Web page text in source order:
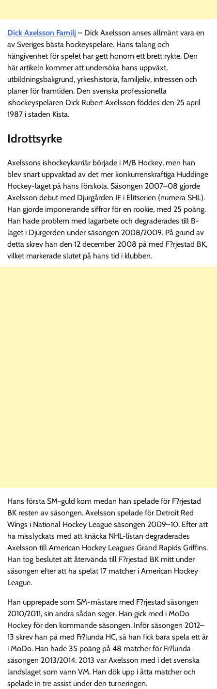
Dick Axelsson Familj – Dick Axelsson anses allmänt vara en
av Sveriges bästa hockeyspelare. Hans talang och
hängivenhet för spelet har gett honom ett brett rykte. Den
här artikeln kommer att undersöka hans uppväxt,
utbildningsbakgrund, yrkeshistoria, familjeliv, intressen och
planer för framtiden. Den svenska professionella
ishockeyspelaren Dick Rubert Axelsson föddes den 25 april
1987 i staden Kista.
Idrottsyrke
Axelssons ishockeykarriär började i M/B Hockey, men han
blev snart uppvaktad av det mer konkurrenskraftiga Huddinge
Hockey-laget på hans förskola. Säsongen 2007–08 gjorde
Axelsson debut med Djurgården IF i Elitserien (numera SHL).
Han gjorde imponerande siffror för en rookie, med 25 poäng.
Han hade problem med lagarbete och degraderades till B-
laget i Djurgerden under säsongen 2008/2009. På grund av
detta skrev han den 12 december 2008 på med F?rjestad BK,
vilket markerade slutet på hans tid i klubben.
Hans första SM-guld kom medan han spelade för F?rjestad
BK resten av säsongen. Axelsson spelade för Detroit Red
Wings i National Hockey League säsongen 2009–10. Efter att
ha misslyckats med att knäcka NHL-listan degraderades
Axelsson till American Hockey Leagues Grand Rapids Griffins.
Han tog beslutet att återvända till F?rjestad BK mitt under
säsongen efter att ha spelat 17 matcher i American Hockey
League.
Han upprepade som SM-mästare med F?rjestad säsongen
2010/2011, sin andra sådan seger. Han gick med i MoDo
Hockey för den kommande säsongen. Inför säsongen 2012–
13 skrev han på med Fr?lunda HC, så han fick bara spela ett år
i MoDo. Han hade 35 poäng på 48 matcher för Fr?lunda
säsongen 2013/2014. 2013 var Axelsson med i det svenska
landslaget som vann VM. Han dök upp i åtta matcher och
spelade in tre assist under den turneringen.